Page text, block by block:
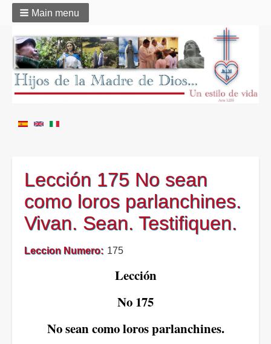
Main menu
Lección 175 No sean
como loros parlanchines.
Vivan. Sean. Testifiquen.
Leccion Numero 175
Lección
No 175
No sean como loros parlanchines.